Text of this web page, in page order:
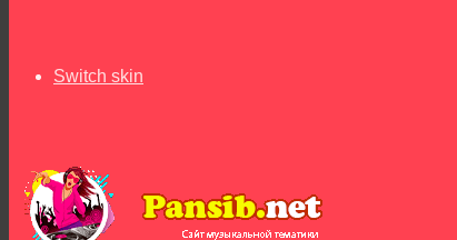
Switch skin